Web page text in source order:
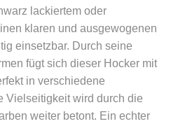
lackiertem oder
klaren und ausgewogenen
einsetzbar. Durch seine
fügt sich dieser Hocker mit
in verschiedene
Vielseitigkeit wird durch die
weiter betont. Ein echter